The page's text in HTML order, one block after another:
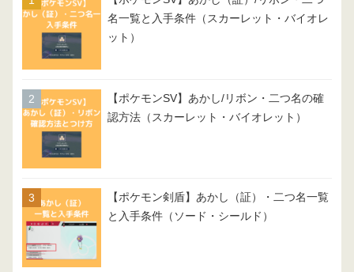
名一覧と入手条件（スカーレット・バイオレ
ット）
【ポケモンSV】あかし/リボン・二つ名の確
認方法（スカーレット・バイオレット）
【ポケモン剣盾】あかし（証）・二つ名一覧
と入手条件（ソード・シールド）